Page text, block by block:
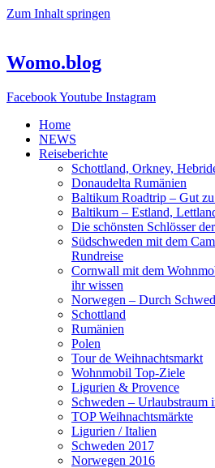
Zum Inhalt springen
Womo.blog
FacebookYoutube Instagram
Home
NEWS
Reiseberichte
Schottland, Orkney,
Donaudelta Rumänien
Baltikum Roadtrip – Gut
Baltikum – Estland,
Die schönsten Schlösser
Südschweden mit dem
Rundreise
Cornwall mit dem
ihr wissen
Norwegen – Durch
Schottland
Rumänien
Polen
Tour de Weihnachtsmarkt
Wohnmobil Top-Ziele
Ligurien & Provence
Schweden – Urlaubstraum
TOP Weihnachtsmärkte
Ligurien / Italien
Schweden 2017
Norwegen 2016